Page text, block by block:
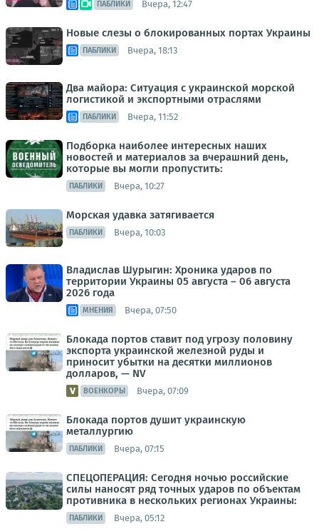
ПАБЛИКИ Вчера, 12:47
Новые слезы о блокированных портах Украины
ПАБЛИКИ Вчера, 18:13
Два майора: Ситуация с украинской морской
логистикой и экспортными отраслями
ПАБЛИКИ Вчера, 11:52
Подборка наиболее интересных наших
новостей и материалов за вчерашний день,
которые вы могли пропустить:
ПАБЛИКИ Вчера, 10:27
Морская удавка затягивается
ПАБЛИКИ Вчера, 10:03
Владислав Шурыгин: Хроника ударов по
территории Украины 05 августа – 06 августа
2026 года
МНЕНИЯ Вчера, 07:50
Блокада портов ставит под угрозу половину
экспорта украинской железной руды и
приносит убытки на десятки миллионов
долларов, — NV
ВОЕНКОРЫ Вчера, 07:09
Блокада портов душит украинскую
металлургию
ПАБЛИКИ Вчера, 07:15
СПЕЦОПЕРАЦИЯ: Сегодня ночью российские
силы наносят ряд точных ударов по объектам
противника в нескольких регионах Украины:
ПАБЛИКИ Вчера, 05:12